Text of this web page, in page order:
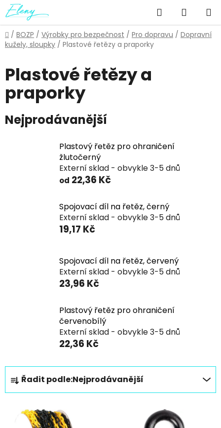
Přejít
na
obsah
Hledat
KOŠÍK
Domů
/ BOZP / Výrobky pro bezpečnost / Pro dopravu / Dopravní
kužely, sloupky / Plastové řetězy a praporky
Plastové řetězy a
praporky
Nejprodávanější
Plastový řetěz pro ohraničení
žlutočerný
Externí sklad - obvykle 3-5 dnů
od 22,36 Kč
Spojovací díl na řetěz, černý
Externí sklad - obvykle 3-5 dnů
19,17 Kč
Spojovací díl na řetěz, červený
Externí sklad - obvykle 3-5 dnů
23,96 Kč
Plastový řetěz pro ohraničení
červenobílý
Externí sklad - obvykle 3-5 dnů
22,36 Kč
Ř
a
z
Řadit podle:Nejprodávanější